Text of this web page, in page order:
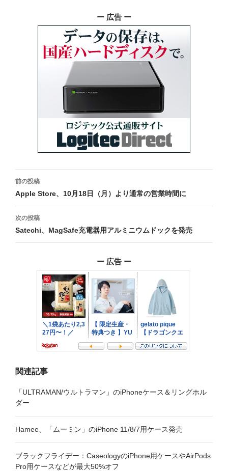
ー 広告 ー
投
稿
ナ
ビ
前の投稿
Apple Store、10月18日（月）より通常の営業時間に
次の投稿
Satechi、MagSafe充電器用アルミニウムドックを発売
ー 広告 ー
関連記事
「ULTRAMAN/ウルトラマン」のiPhoneケース＆リングホル
ダー
Hamee、「ムーミン」のiPhone 11/8/7用ケース発売
ブラックフライデー：CaseologyのiPhone用ケースやAirPods
Pro用ケースなどが最大50%オフ